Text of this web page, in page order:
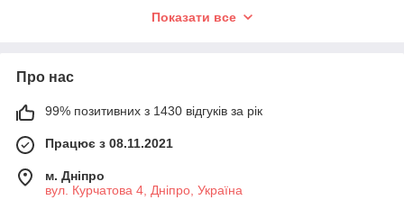
радіоелементи та інструментарій із гарантією. Будь-який
000 найменувань радіотехнічного обладнання. Вибирайте
Особливості
пристрою
У нас ви можете
купити блок
Показати все
Про нас
99% позитивних з 1430 відгуків за рік
Працює з 08.11.2021
м. Дніпро
вул. Курчатова 4, Дніпро, Україна